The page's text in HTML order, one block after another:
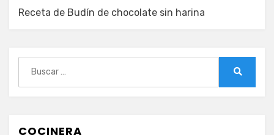
Receta de Budín de chocolate sin harina
COCINERA